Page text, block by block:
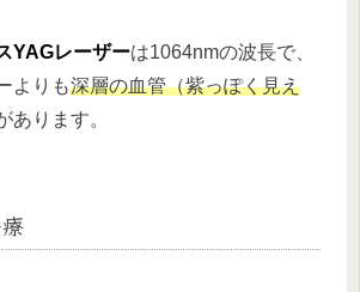
YAGレーザーは1064nmの波長で、
よりも深層の血管（紫っぽく見え
あります。